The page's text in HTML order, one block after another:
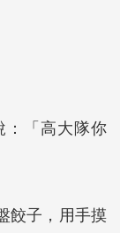
：「高大隊你
餃子，用手摸